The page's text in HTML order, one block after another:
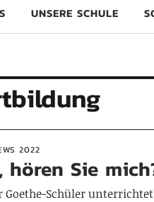
UNSERE SCHULE
2022
hören Sie
Goethe-Schüler